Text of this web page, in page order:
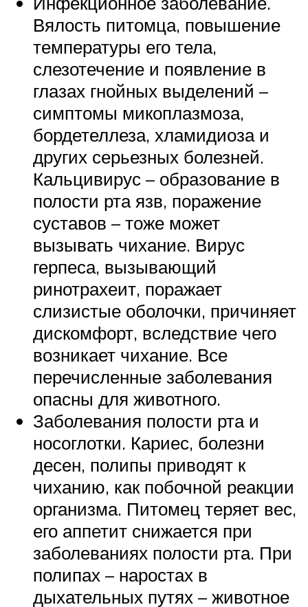
Вялость питомца, повышение
температуры его тела,
слезотечение и появление в
глазах гнойных выделений –
симптомы микоплазмоза,
бордетеллеза, хламидиоза и
других серьезных болезней.
Кальцивирус – образование в
полости рта язв, поражение
суставов – тоже может
вызывать чихание. Вирус
герпеса, вызывающий
ринотрахеит, поражает
слизистые оболочки, причиняет
дискомфорт, вследствие чего
возникает чихание. Все
перечисленные заболевания
опасны для животного.
Заболевания полости рта и
носоглотки. Кариес, болезни
десен, полипы приводят к
чиханию, как побочной реакции
организма. Питомец теряет вес,
его аппетит снижается при
заболеваниях полости рта. При
полипах – наростах в
дыхательных путях – животное